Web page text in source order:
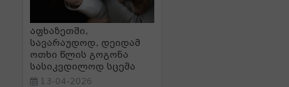
აფხაზეთში,
სავარაუდოდ, დეიდამ
ოთხი წლის გოგონა
სასიკვდილოდ სცემა
13-04-2026